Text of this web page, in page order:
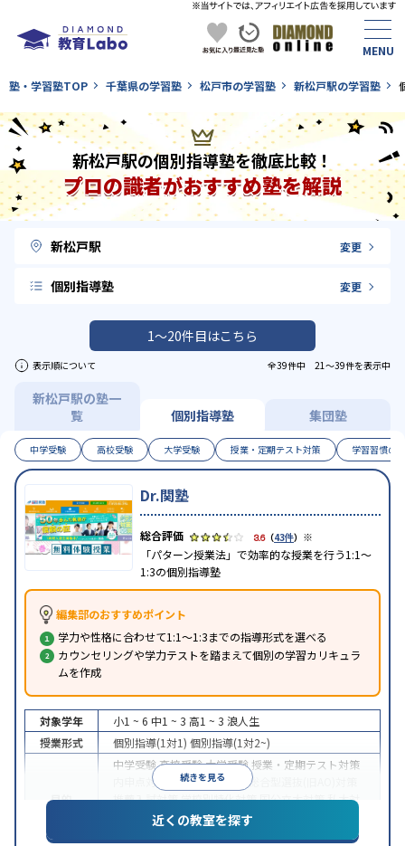
塾・学習塾TOP 千葉県の学習塾 松戸市の学習塾 新松戸駅の学習塾
新松戸駅の個別指導塾を徹底比較！
プロの識者がおすすめ塾を解説
新松戸駅 変更
個別指導塾 変更
1〜20件目はこちら
表示順について 全39件中 21〜39件を表示中
新松戸駅の塾一
覧
個別指導塾 集団塾
中学受験 高校受験 大学受験 授業・定期テスト対策 学習習慣の
Dr.関塾
3.6（43件） ※
「パターン授業法」で効率的な授業を行う1:1～
1:3の個別指導塾
編集部のおすすめポイント
学力や性格に合わせて1:1～1:3までの指導形式を選べる
カウンセリングや学力テストを踏まえて個別の学習カリキュラ
ムを作成
続きを見る
対象学年 小1 ~ 6 中1 ~ 3 高1 ~ 3 浪人生
授業形式
個別指導(1対1) 個別指導(1対2~)
目的
中学受験高校受験大学受験 授業・定期テスト対策
内申点対策
学習習慣の定着
総合型選抜(旧AO)対策
推薦入試対策学校別特化対策国公立大対策私大対
共通テスト対策英検(英語検定)対策
近くの教室を探す